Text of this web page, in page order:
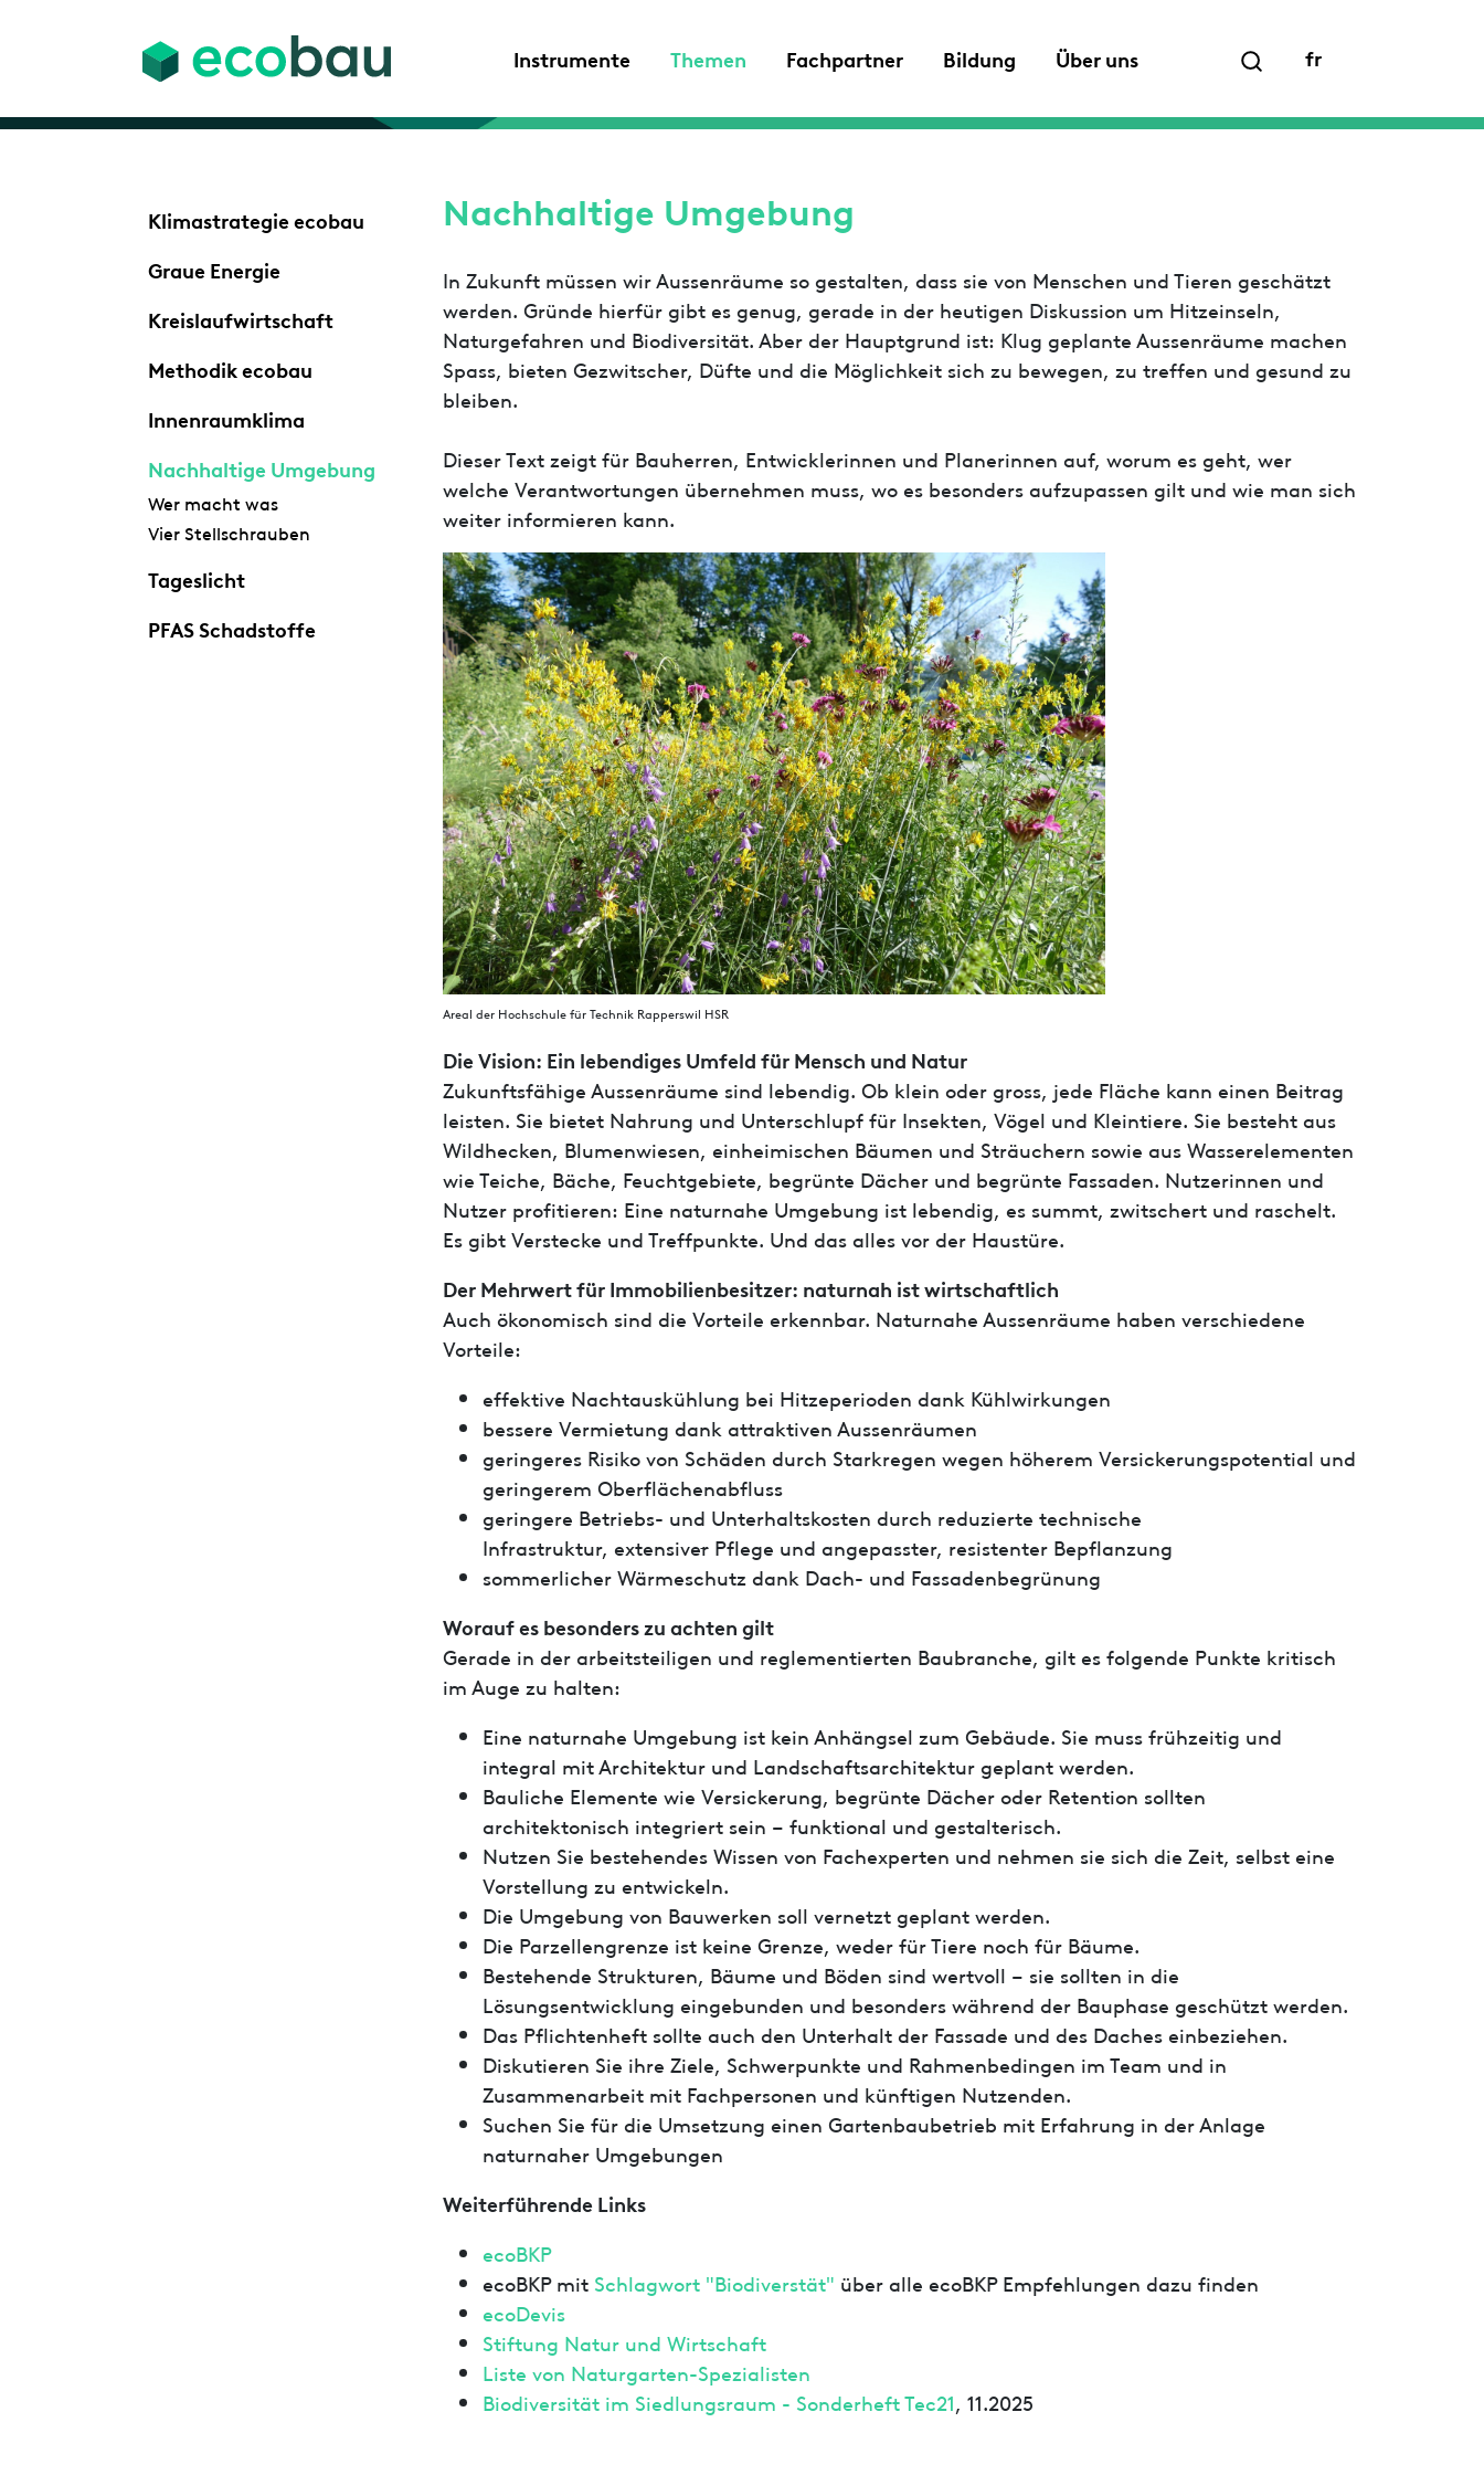
Instrumente Themen Fachpartner Bildung Über uns fr
Klimastrategie ecobau
Graue Energie
Kreislaufwirtschaft
Methodik ecobau
Innenraumklima
Nachhaltige Umgebung
Wer macht was
Vier Stellschrauben
Tageslicht
PFAS Schadstoffe
Nachhaltige Umgebung
In Zukunft müssen wir Aussenräume so gestalten, dass sie von Menschen und Tieren geschätzt
werden. Gründe hierfür gibt es genug, gerade in der heutigen Diskussion um Hitzeinseln,
Naturgefahren und Biodiversität. Aber der Hauptgrund ist: Klug geplante Aussenräume machen
Spass, bieten Gezwitscher, Düfte und die Möglichkeit sich zu bewegen, zu treffen und gesund zu
bleiben.
Dieser Text zeigt für Bauherren, Entwicklerinnen und Planerinnen auf, worum es geht, wer
welche Verantwortungen übernehmen muss, wo es besonders aufzupassen gilt und wie man sich
weiter informieren kann.
Areal der Hochschule für Technik Rapperswil HSR
Die Vision: Ein lebendiges Umfeld für Mensch und Natur
Zukunftsfähige Aussenräume sind lebendig. Ob klein oder gross, jede Fläche kann einen Beitrag
leisten. Sie bietet Nahrung und Unterschlupf für Insekten, Vögel und Kleintiere. Sie besteht aus
Wildhecken, Blumenwiesen, einheimischen Bäumen und Sträuchern sowie aus Wasserelementen
wie Teiche, Bäche, Feuchtgebiete, begrünte Dächer und begrünte Fassaden. Nutzerinnen und
Nutzer profitieren: Eine naturnahe Umgebung ist lebendig, es summt, zwitschert und raschelt.
Es gibt Verstecke und Treffpunkte. Und das alles vor der Haustüre.
Der Mehrwert für Immobilienbesitzer: naturnah ist wirtschaftlich
Auch ökonomisch sind die Vorteile erkennbar. Naturnahe Aussenräume haben verschiedene
Vorteile:
effektive Nachtauskühlung bei Hitzeperioden dank Kühlwirkungen
bessere Vermietung dank attraktiven Aussenräumen
geringeres Risiko von Schäden durch Starkregen wegen höherem Versickerungspotential und
geringerem Oberflächenabfluss
geringere Betriebs- und Unterhaltskosten durch reduzierte technische
Infrastruktur, extensiverPflege und angepasster, resistenter Bepflanzung
sommerlicher Wärmeschutz dank Dach- und Fassadenbegrünung
Worauf es besonders zu achten gilt
Gerade in der arbeitsteiligen und reglementierten Baubranche, gilt es folgende Punkte kritisch
im Auge zu halten:
Eine naturnahe Umgebung ist kein Anhängsel zum Gebäude. Sie muss frühzeitig und
integral mit Architektur und Landschaftsarchitektur geplant werden.
Bauliche Elemente wie Versickerung, begrünte Dächer oder Retention sollten
architektonisch integriert sein – funktional und gestalterisch.
Nutzen Sie bestehendes Wissen von Fachexperten und nehmen sie sich die Zeit, selbst eine
Vorstellung zu entwickeln.
Die Umgebung von Bauwerken soll vernetzt geplant werden.
Die Parzellengrenze ist keine Grenze, weder für Tiere noch für Bäume.
Bestehende Strukturen, Bäume und Böden sind wertvoll – sie sollten in die
Lösungsentwicklung eingebunden und besonders während der Bauphase geschützt werden.
Das Pflichtenheft sollte auch den Unterhalt der Fassade und des Daches einbeziehen.
Diskutieren Sie ihre Ziele, Schwerpunkte und Rahmenbedingen im Team und in
Zusammenarbeit mit Fachpersonen und künftigen Nutzenden.
Suchen Sie für die Umsetzung einen Gartenbaubetrieb mit Erfahrung in der Anlage
naturnaher Umgebungen
Weiterführende Links
ecoBKP
ecoBKP mit Schlagwort "Biodiverstät" über alle ecoBKP Empfehlungen dazu finden
ecoDevis
Stiftung Natur und Wirtschaft
Liste von Naturgarten-Spezialisten
Bio­di­ver­si­tät im Sied­lungs­raum - Sonderheft Tec21 , 11.2025